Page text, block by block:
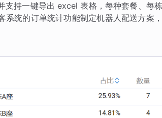
持一键导出 excel 表格，每种套餐、每
统的订单统计功能制定机器人配送方案